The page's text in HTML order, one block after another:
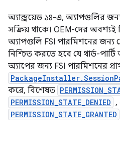
অ্যান্ড্রয়েড ১৪-এ, অ্যাপগুলির
সক্রিয় থাকে। OEM-দের অবশ্যই
অ্যাপগুলি FSI পারমিশনের জন্য
নিশ্চিত করতে হবে যে থার্ড-
অ্যাপের জন্য FSI পারমিশনের
করে, বিশেষত
PERMISSION_STATE_DENIED ,
PERMISSION_STATE_GRANTED